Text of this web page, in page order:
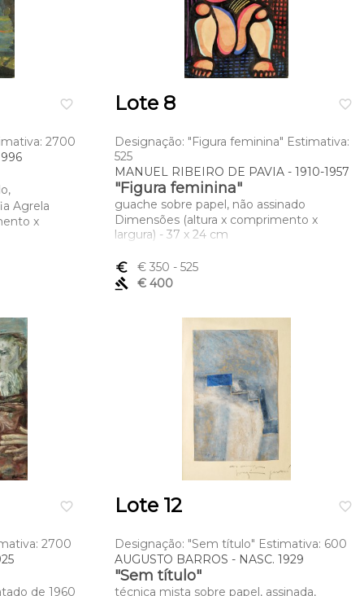
favorite_border
2700
Agrela
x
favorite_border
Lote 8
Designação: "Figura feminina" Estimativa:
525
MANUEL RIBEIRO DE PAVIA - 1910-1957
"Figura feminina"
guache sobre papel, não assinado
Dimensões (altura x comprimento x
largura) - 37 x 24 cm
euro_symbol € 350 - 525
gavel
€ 400
favorite_border
2700
de 1960
favorite_border
Lote 12
Designação: "Sem título" Estimativa: 600
AUGUSTO BARROS - NASC. 1929
"Sem título"
técnica mista sobre papel, assinada,